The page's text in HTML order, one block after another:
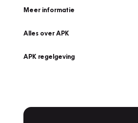
Meer informatie
Alles over APK
APK regelgeving